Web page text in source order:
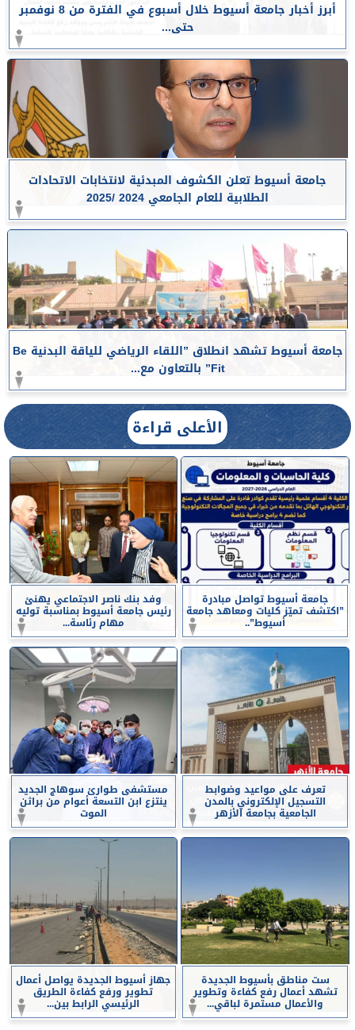
أبرز أخبار جامعة أسيوط خلال أسبوع في الفترة من 8 نوفمبر
حتى...
جامعة أسيوط تعلن الكشوف المبدئية لانتخابات الاتحادات
الطلابية للعام الجامعي 2024 /2025
جامعة أسيوط تشهد انطلاق ”اللقاء الرياضي للياقة البدنية Be
Fit” بالتعاون مع...
الأعلى قراءة
جامعة أسيوط تواصل مبادرة
”اكتشف تميّز كليات ومعاهد جامعة
أسيوط”..
وفد بنك ناصر الاجتماعي يهنئ
رئيس جامعة أسيوط بمناسبة توليه
مهام رئاسة...
تعرف على مواعيد وضوابط
التسجيل الإلكتروني بالمدن
الجامعية بجامعة الأزهر
مستشفى طوارئ سوهاج الجديد
ينتزع ابن التسعة أعوام من براثن
الموت
ست مناطق بأسيوط الجديدة
تشهد أعمال رفع كفاءة وتطوير
والأعمال مستمرة لباقي...
جهاز أسيوط الجديدة يواصل أعمال
تطوير ورفع كفاءة الطريق
الرئيسي الرابط بين...